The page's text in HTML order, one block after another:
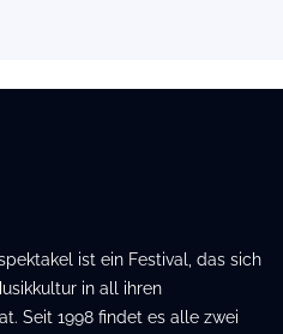
ist ein Festival, das sich
in all ihren
Seit 1998 findet es alle zwei